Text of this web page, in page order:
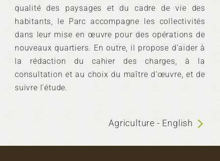
qualité des paysages et du cadre de vie des
habitants, le Parc accompagne les collectivités
dans leur mise en œuvre pour des opérations de
nouveaux quartiers. En outre, il propose d’aider à
la rédaction du cahier des charges, à la
consultation et au choix du maître d’œuvre, et de
suivre l’étude.
Agriculture - English